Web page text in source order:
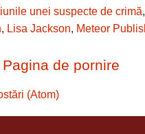
unei suspecte de crimă
, Lisa Jackson, Meteor
Pagina de pornire
(Atom)